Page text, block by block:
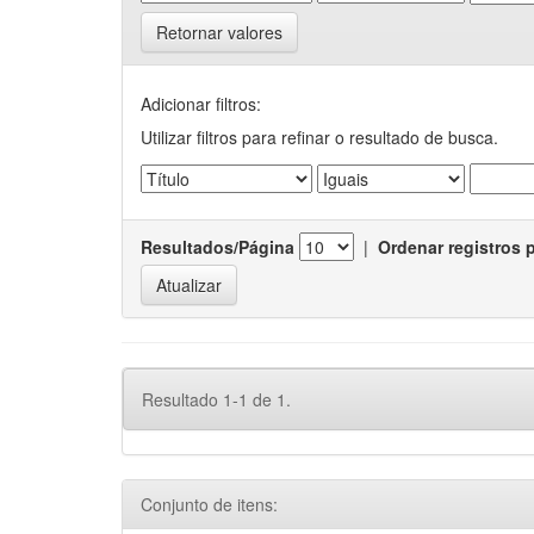
Retornar valores
Adicionar filtros:
Utilizar filtros para refinar o resultado de busca.
Resultados/Página | Ordenar registros
Resultado 1-1 de 1.
Conjunto de itens: